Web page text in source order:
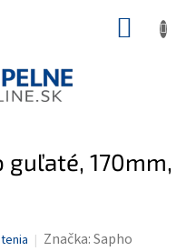
guľaté, 170mm,
Značka:Sapho